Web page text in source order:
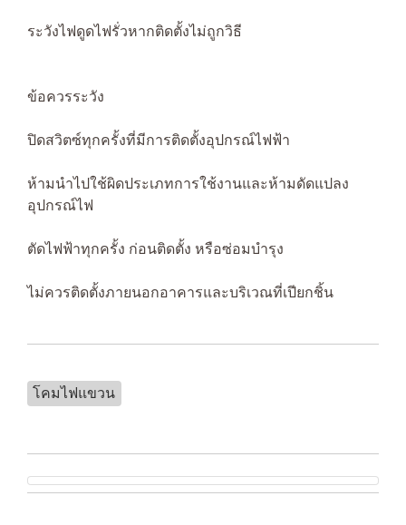
ระวังไฟดูดไฟรั่วหากติดตั้งไม่ถูกวิธี
ข้อควรระวัง
ปิดสวิตซ์ทุกครั้งที่มีการติดตั้งอุปกรณ์ไฟฟ้า
ห้ามนำไปใช้ผิดประเภทการใช้งานและห้ามดัดแปลง
อุปกรณ์ไฟ
ตัดไฟฟ้าทุกครั้ง ก่อนติดตั้ง หรือซ่อมบำรุง
ไม่ควรติดตั้งภายนอกอาคารและบริเวณที่เปียกชิ้น
โคมไฟแขวน